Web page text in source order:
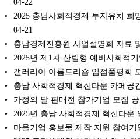
2025 충남사회적경제 투자유치 희
04-21
충남경제진흥원 사업설명회 자료
2025년 제1차 산림형 예비사회적
갤러리아 아름드리숍 입점품평회
충남 사회적경제 혁신타운 카페공
가정의 달 판매전 참가기업 모집 공
2025년 충남 사회적경제 혁신타운
마을기업 홍보물 제작 지원 참여기